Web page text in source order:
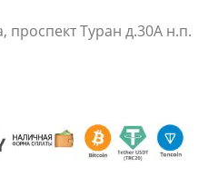
проспект Туран д.30А н.п.